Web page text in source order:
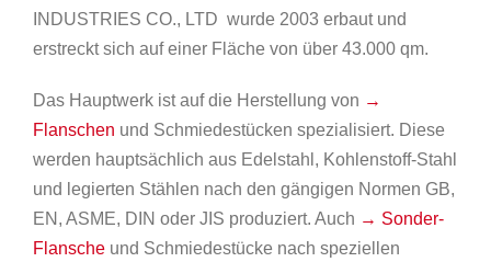
INDUSTRIES CO., LTD wurde 2003 erbaut und
erstreckt sich auf einer Fläche von über 43.000 qm.
Das Hauptwerk ist auf die Herstellung von →
Flanschen und Schmiedestücken spezialisiert. Diese
werden hauptsächlich aus Edelstahl, Kohlenstoff-Stahl
und legierten Stählen nach den gängigen Normen GB,
EN, ASME, DIN oder JIS produziert. Auch → Sonder-
Flansche und Schmiedestücke nach speziellen